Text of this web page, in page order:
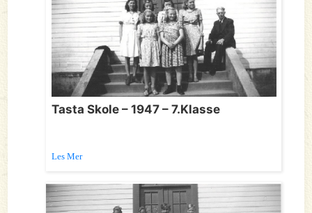
Tasta Skole – 1947 – 7.Klasse
Les Mer